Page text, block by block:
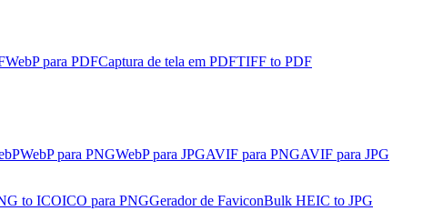
WebP para PDFCaptura de tela em PDFTIFF to PDF
WebP para PNGWebP para JPGAVIF para PNGAVIF para JPG
to ICOICO para PNGGerador de FaviconBulk HEIC to JPG